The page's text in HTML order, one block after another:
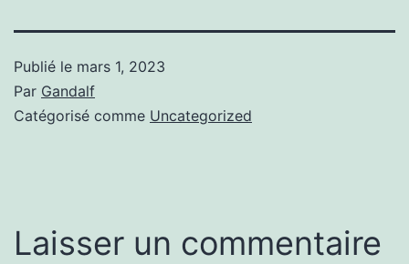
Publié le mars 1, 2023
Par Gandalf
Catégorisé comme Uncategorized
Laisser un commentaire